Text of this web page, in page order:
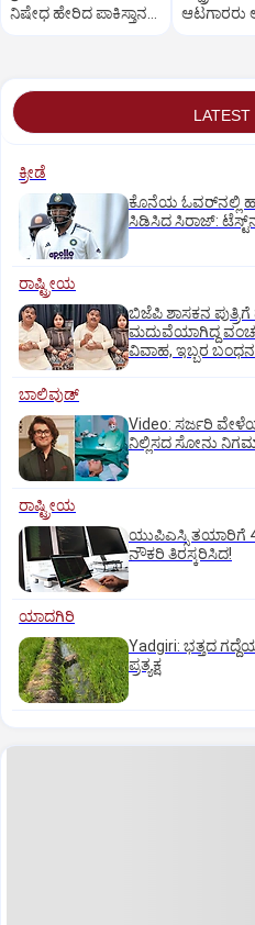
ನಿಷೇಧ ಹೇರಿದ ಪಾಕಿಸ್ತಾನ
ಆಟಗಾರರು
LATEST
ಕ್ರೀಡೆ
ಕೊನೆಯ ಓವರ್‌ನಲ್ಲಿ
ಸಿಡಿಸಿದ ಸಿರಾಜ್:‌
ರಾಷ್ಟ್ರೀಯ
ಬಿಜೆಪಿ ಶಾಸಕನ
ಮದುವೆಯಾಗಿದ್ದ
ವಿವಾಹ, ಇಬ್ಬರ ಬಂಧನ
ಬಾಲಿವುಡ್‌
‌Video: ಸರ್ಜರಿ
ನಿಲ್ಲಿಸದ ಸೋನು
ರಾಷ್ಟ್ರೀಯ
ಯುಪಿಎಸ್ಸಿ ತಯಾರಿಗೆ
ನೌಕರಿ ತಿರಸ್ಕರಿಸಿದ!
ಯಾದಗಿರಿ
Yadgiri: ಭತ್ತದ
ಪ್ರತ್ಯಕ್ಷ